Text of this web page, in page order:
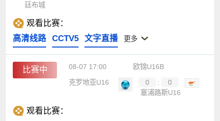
廷布城
观看比赛：
高清线路
CCTV5 文字直播 更多
比赛中 08-07 17:00
欧锦U16B
克罗地亚U16
0 :
0
塞浦路斯U16
观看比赛：